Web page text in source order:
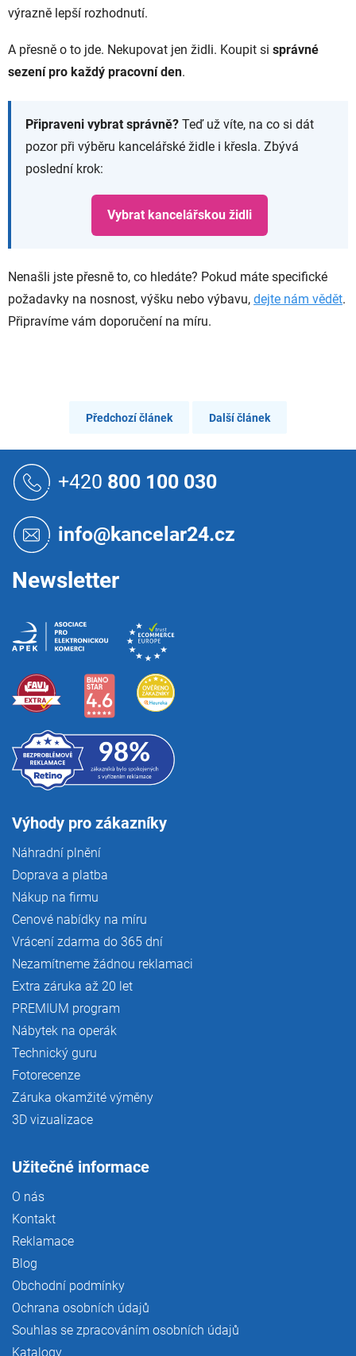
výrazně lepší rozhodnutí.
A přesně o to jde. Nekupovat jen židli. Koupit si správné
sezení pro každý pracovní den.
Připraveni vybrat správně? Teď už víte, na co si dát
pozor při výběru kancelářské židle i křesla. Zbývá
poslední krok:
Vybrat kancelářskou židli
Nenašli jste přesně to, co hledáte? Pokud máte specifické
požadavky na nosnost, výšku nebo výbavu, dejte nám vědět.
Připravíme vám doporučení na míru.
Předchozí článek Další článek
+420 800 100 030
info@kancelar24.cz
Newsletter
Výhody pro zákazníky
Náhradní plnění
Doprava a platba
Nákup na firmu
Cenové nabídky na míru
Vrácení zdarma do 365 dní
Nezamítneme žádnou reklamaci
Extra záruka až 20 let
PREMIUM program
Nábytek na operák
Technický guru
Fotorecenze
Záruka okamžité výměny
3D vizualizace
Užitečné informace
O nás
Kontakt
Reklamace
Blog
Obchodní podmínky
Ochrana osobních údajů
Souhlas se zpracováním osobních údajů
Katalogy